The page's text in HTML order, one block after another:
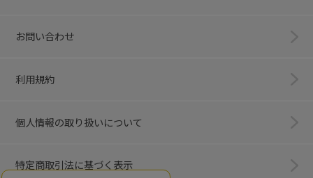
お問い合わせ
利用規約
個人情報の取り扱いについて
特定商取引法に基づく表示